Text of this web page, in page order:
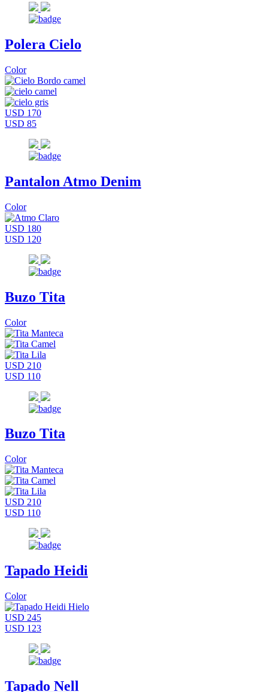
Polera Cielo
Color
USD 170
USD 85
Pantalon Atmo Denim
Color
USD 180
USD 120
Buzo Tita
Color
USD 210
USD 110
Buzo Tita
Color
USD 210
USD 110
Tapado Heidi
Color
USD 245
USD 123
Tapado Nell